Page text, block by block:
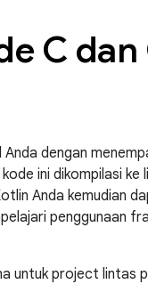
C
dengan
ini dikompilasi
Anda kemudian
penggunaan
untuk project lintas